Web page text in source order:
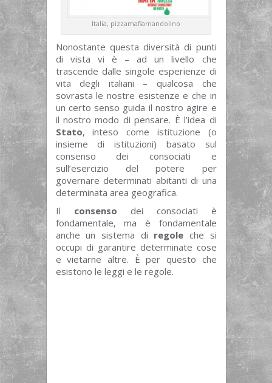
Italia, pizzamafiamandolino
Nonostante questa diversità di punti
di vista vi è – ad un livello che
trascende dalle singole esperienze di
vita degli italiani – qualcosa che
sovrasta le nostre esistenze e che in
un certo senso guida il nostro agire e
il nostro modo di pensare. È l’idea di
Stato, inteso come istituzione (o
insieme di istituzioni) basato sul
consenso dei consociati e
sull’esercizio del potere per
governare determinati abitanti di una
determinata area geografica.
Il consenso dei consociati è
fondamentale, ma è fondamentale
anche un sistema di regole che si
occupi di garantire determinate cose
e vietarne altre. È per questo che
esistono le leggi e le regole.